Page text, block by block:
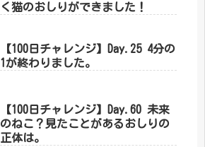
く猫のおしりができました！
【100日チャレンジ】Day.25 4分の
1が終わりました。
【100日チャレンジ】Day.60 未来
のねこ？見たことがあるおしりの
正体は。